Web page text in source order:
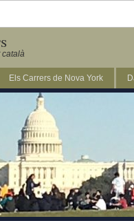
català
Els Carrers de Nova York